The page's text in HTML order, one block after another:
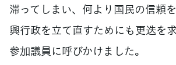
滞ってしまい、何より国民の信頼
興行政を立て直すためにも更迭を
参加議員に呼びかけました。